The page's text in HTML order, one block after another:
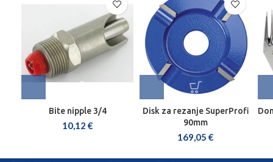
Bite nipple 3/4
10,12 €
Disk za rezanje SuperProfi
90mm
169,05 €